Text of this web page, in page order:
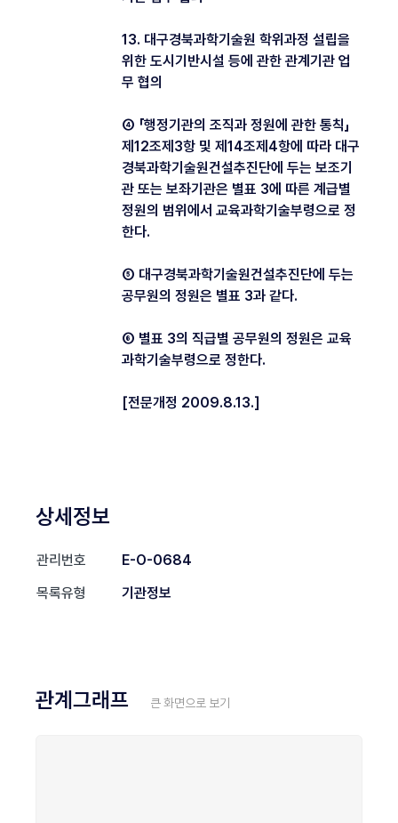
13. 대구경북과학기술원 학위과정 설립을
위한 도시기반시설 등에 관한 관계기관 업
무 협의
④ 「행정기관의 조직과 정원에 관한 통칙」
제12조제3항 및 제14조제4항에 따라 대구
경북과학기술원건설추진단에 두는 보조기
관 또는 보좌기관은 별표 3에 따른 계급별
정원의 범위에서 교육과학기술부령으로 정
한다.
⑤ 대구경북과학기술원건설추진단에 두는
공무원의 정원은 별표 3과 같다.
⑥ 별표 3의 직급별 공무원의 정원은 교육
과학기술부령으로 정한다.
[전문개정 2009.8.13.]
상세정보
관리번호
E-O-0684
목록유형
기관정보
관계그래프 큰 화면으로 보기